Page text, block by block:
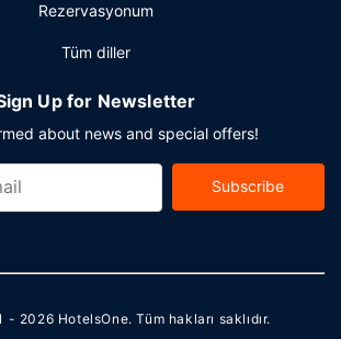
Rezervasyonum
Tüm diller
Up for Newsletter
about news and special offers!
Subscribe
- 2026 HotelsOne. Tüm hakları saklıdır.